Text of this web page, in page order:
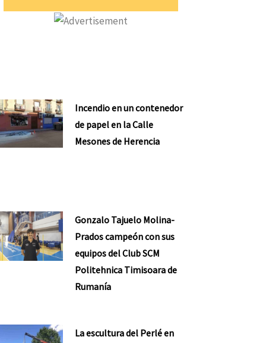
Incendio en un contenedor
de papel en la Calle
Mesones de Herencia
Gonzalo Tajuelo Molina-
Prados campeón con sus
equipos del Club SCM
Politehnica Timisoara de
Rumanía
La escultura del Perlé en